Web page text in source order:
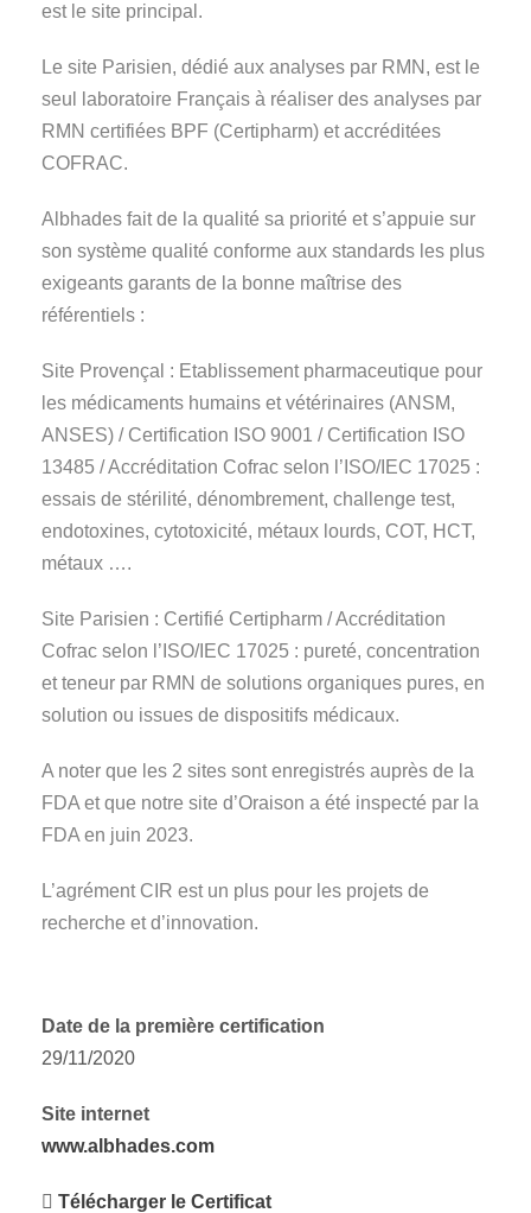
est le site principal.
Le site Parisien, dédié aux analyses par RMN, est le
seul laboratoire Français à réaliser des analyses par
RMN certifiées BPF (Certipharm) et accréditées
COFRAC.
Albhades fait de la qualité sa priorité et s’appuie sur
son système qualité conforme aux standards les plus
exigeants garants de la bonne maîtrise des
référentiels :
Site Provençal : Etablissement pharmaceutique pour
les médicaments humains et vétérinaires (ANSM,
ANSES) / Certification ISO 9001 / Certification ISO
13485 / Accréditation Cofrac selon l’ISO/IEC 17025 :
essais de stérilité, dénombrement, challenge test,
endotoxines, cytotoxicité, métaux lourds, COT, HCT,
métaux ….
Site Parisien : Certifié Certipharm / Accréditation
Cofrac selon l’ISO/IEC 17025 : pureté, concentration
et teneur par RMN de solutions organiques pures, en
solution ou issues de dispositifs médicaux.
A noter que les 2 sites sont enregistrés auprès de la
FDA et que notre site d’Oraison a été inspecté par la
FDA en juin 2023.
L’agrément CIR est un plus pour les projets de
recherche et d’innovation.
Date de la première certification
29/11/2020
Site internet
www.albhades.com
Télécharger le Certificat